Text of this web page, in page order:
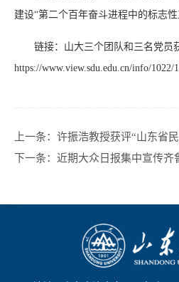
建设“第二个百年奋斗进程中的标志性
链接：山大三个团队和三名党员
https://www.view.sdu.edu.cn/info/1022/
上一条： 许振浩教授获评“山东省
下一条： 近期大众日报集中宣传齐